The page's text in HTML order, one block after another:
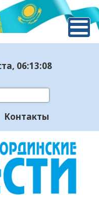
, 06:13:09
Контакты